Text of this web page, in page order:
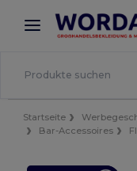
× Wordans
Bessere Preise
Startseite
Bar-Accessoires